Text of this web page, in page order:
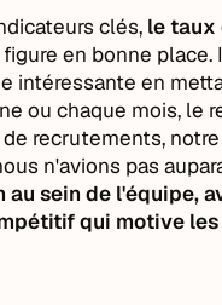
clés, le taux
figure en bonne place.
intéressante en
ou chaque mois, le
recrutements, notre
n'avions pas
au sein de l'équipe,
qui motive